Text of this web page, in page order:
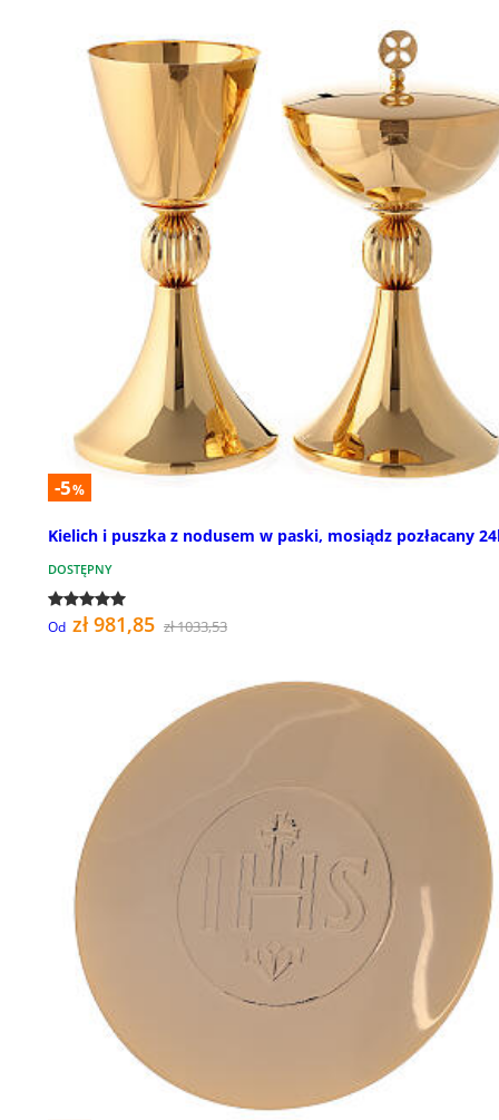
-5%
Kielich i puszka z nodusem w paski, mosiądz pozłacany
DOSTĘPNY
Od zł 981,85 zł 1033,53